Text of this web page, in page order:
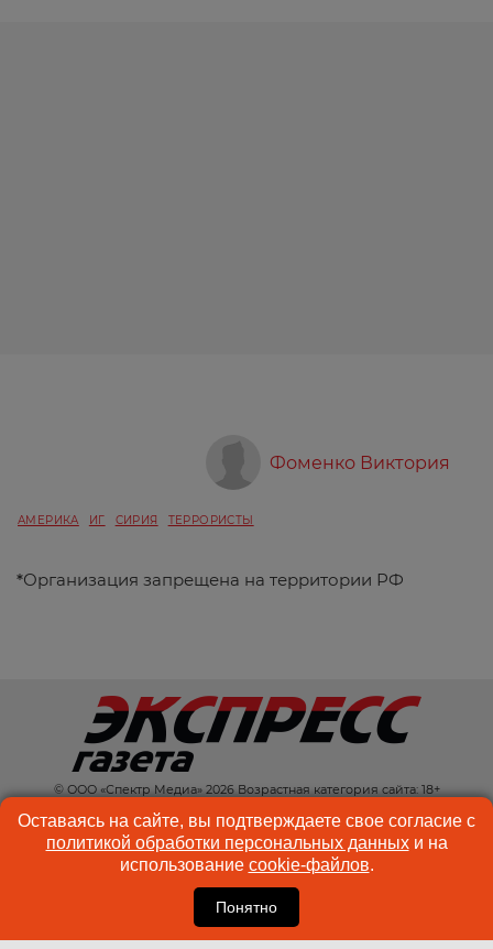
Фоменко Виктория
АМЕРИКА ИГ СИРИЯ ТЕРРОРИСТЫ
*Организация запрещена на территории РФ
© ООО «Спектр Медиа» 2026 Возрастная категория сайта: 18+
КОНТАКТЫ
РЕКЛАМА
КУКИ-ФАЙЛЫ
ПОЛЬЗОВАТЕЛЬСКОЕ
СОГЛАШЕНИЕ
Оставаясь на сайте, вы подтверждаете свое согласие с
политикой обработки персональных данныхи на
использование cookie-файлов.
Понятно